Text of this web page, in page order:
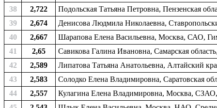
38
2,722
Подольская Татьяна Петровна, Пензенская
39
2,674
Денисова Людмила Николаевна,
40
2,667
Шарапова Елена Васильевна, Москва, САО,
41
2,65
Савикова Галина Ивановна, Самарская
42
2,589
Липатова Татьяна Анатольевна, Алтайский
43
2,583
Солодко Елена Владимировна, Саратовская
44
2,557
Кулагина Елена Владимировна, Москва,